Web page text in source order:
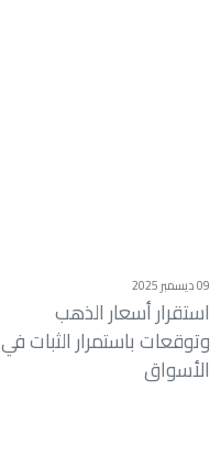
09 ديسمبر 2025
استقرار أسعار الذهب
وتوقعات باستمرار الثبات في
الأسواق